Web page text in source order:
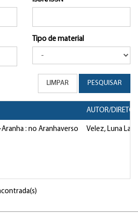
Tipo de material
LIMPAR PESQUISAR
AUTOR/DIRETOR
: no Aranhaverso Velez, Luna